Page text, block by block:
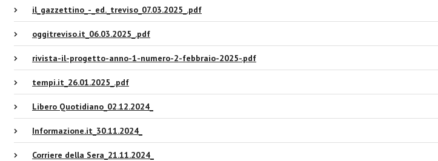
il_gazzettino_-_ed._treviso_07.03.2025_.pdf
oggitreviso.it_06.03.2025_.pdf
rivista-il-progetto-anno-1-numero-2-febbraio-2025-.pdf
tempi.it_26.01.2025_.pdf
Libero Quotidiano_02.12.2024_
Informazione.it_30.11.2024_
Corriere della Sera_21.11.2024_